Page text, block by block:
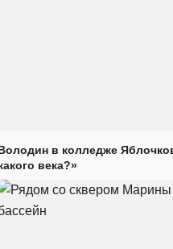
в колледже
века?»